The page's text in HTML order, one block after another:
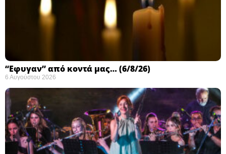
“Εφυγαν” από κοντά μας… (6/8/26)
6 Αυγούστου 2026